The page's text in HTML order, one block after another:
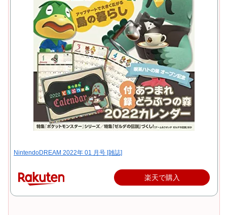
NintendoDREAM 2022年 01 月号 [雑誌]
楽天で購入